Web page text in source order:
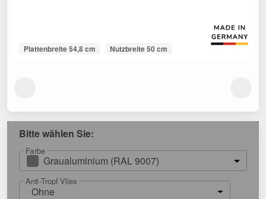
Plattenbreite 54,8 cm Nutzbreite 50 cm
Bitte wählen Sie:
Farbe
Graualuminium (RAL 9007)
Anti-Tropf Vlies
Ohne